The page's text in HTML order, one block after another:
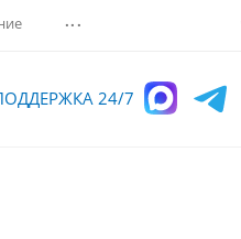
...
24/7